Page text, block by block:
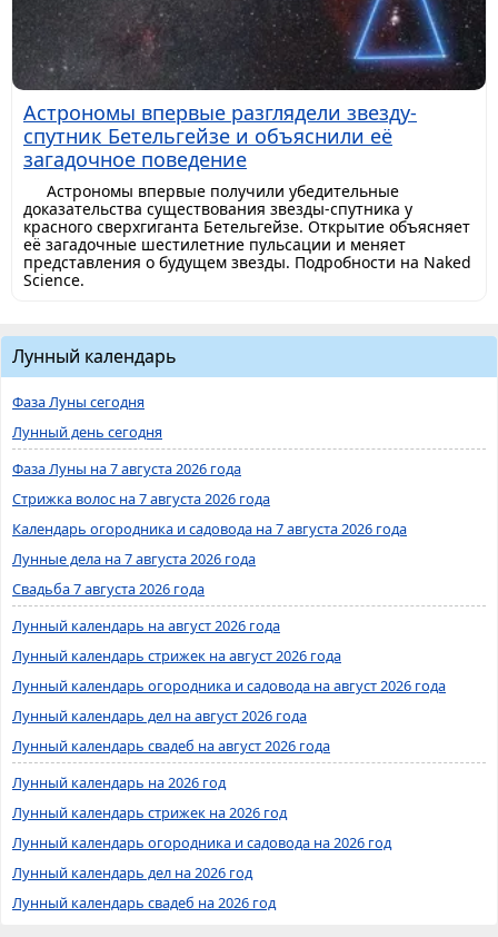
Астрономы впервые разглядели звезду-
спутник Бетельгейзе и объяснили её
загадочное поведение
Астрономы впервые получили убедительные
доказательства существования звезды-спутника у
красного сверхгиганта Бетельгейзе. Открытие объясняет
её загадочные шестилетние пульсации и меняет
представления о будущем звезды. Подробности на Naked
Science.
Лунный календарь
Фаза Луны сегодня
Лунный день сегодня
Фаза Луны на 7 августа 2026 года
Стрижка волос на 7 августа 2026 года
Календарь огородника и садовода на 7 августа 2026 года
Лунные дела на 7 августа 2026 года
Свадьба 7 августа 2026 года
Лунный календарь на август 2026 года
Лунный календарь стрижек на август 2026 года
Лунный календарь огородника и садовода на август 2026 года
Лунный календарь дел на август 2026 года
Лунный календарь свадеб на август 2026 года
Лунный календарь на 2026 год
Лунный календарь стрижек на 2026 год
Лунный календарь огородника и садовода на 2026 год
Лунный календарь дел на 2026 год
Лунный календарь свадеб на 2026 год